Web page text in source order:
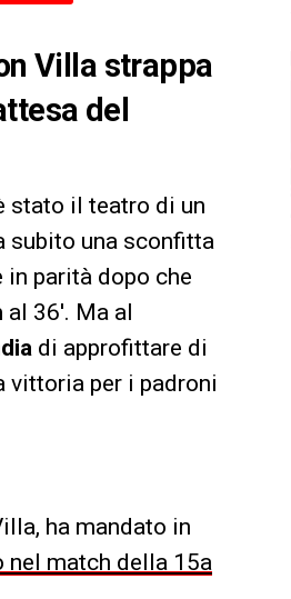
Villa strappa
del
stato il teatro di un
subito una sconfitta
parità dopo che
al 36′. Ma al
di approfittare di
vittoria per i padroni
ha mandato in
nel match della 15a